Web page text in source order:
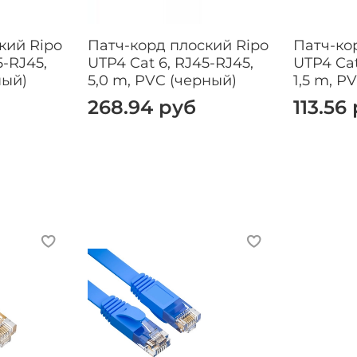
информации без потери
высокой прочностью и
устойчивым
разъему;
усиленную передачу
Тип коннекторов
Цвет Серый
Поддерживаемые
Ripo
RJ45,
Патч-корд плоский Ripo
UTP4 Cat 6, RJ45-RJ45,
5,0 m, PVC (черный)
268.94 руб
Патч-
UTP4
1,5 m,
113.56